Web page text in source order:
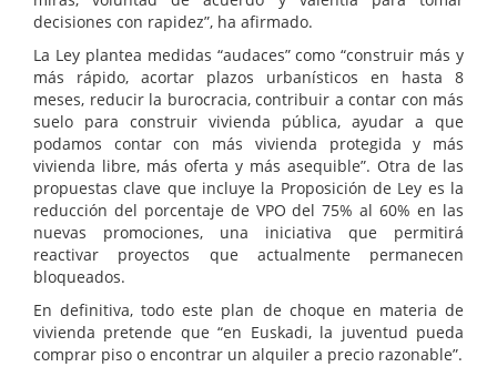
decisiones con rapidez”, ha afirmado.
La Ley plantea medidas “audaces” como “construir más y
más rápido, acortar plazos urbanísticos en hasta 8
meses, reducir la burocracia, contribuir a contar con más
suelo para construir vivienda pública, ayudar a que
podamos contar con más vivienda protegida y más
vivienda libre, más oferta y más asequible”. Otra de las
propuestas clave que incluye la Proposición de Ley es la
reducción del porcentaje de VPO del 75% al 60% en las
nuevas promociones, una iniciativa que permitirá
reactivar proyectos que actualmente permanecen
bloqueados.
En definitiva, todo este plan de choque en materia de
vivienda pretende que “en Euskadi, la juventud pueda
comprar piso o encontrar un alquiler a precio razonable”.